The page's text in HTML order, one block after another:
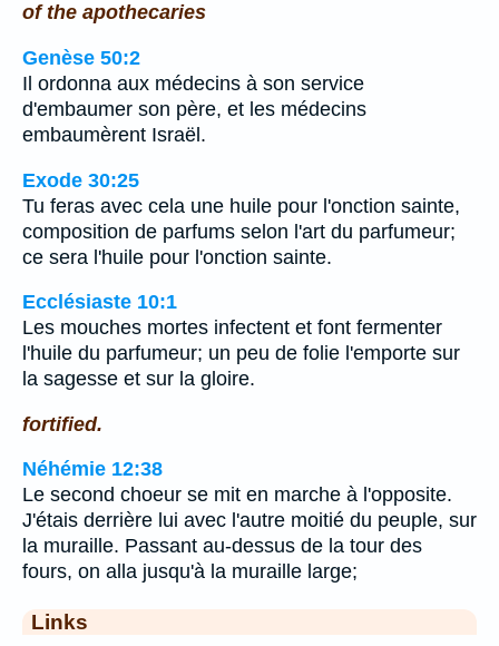
of the apothecaries
Genèse 50:2
Il ordonna aux médecins à son service
d'embaumer son père, et les médecins
embaumèrent Israël.
Exode 30:25
Tu feras avec cela une huile pour l'onction sainte,
composition de parfums selon l'art du parfumeur;
ce sera l'huile pour l'onction sainte.
Ecclésiaste 10:1
Les mouches mortes infectent et font fermenter
l'huile du parfumeur; un peu de folie l'emporte sur
la sagesse et sur la gloire.
fortified.
Néhémie 12:38
Le second choeur se mit en marche à l'opposite.
J'étais derrière lui avec l'autre moitié du peuple, sur
la muraille. Passant au-dessus de la tour des
fours, on alla jusqu'à la muraille large;
Links